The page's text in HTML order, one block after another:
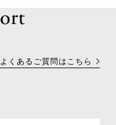
よくあるご質問はこちら